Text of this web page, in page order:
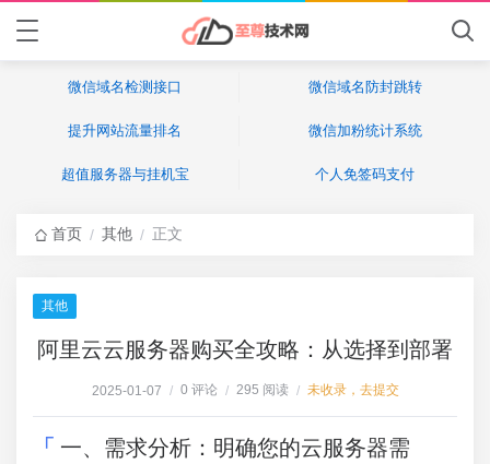
微信域名检测接口 微信域名防封跳转
提升网站流量排名 微信加粉统计系统
超值服务器与挂机宝 个人免签码支付
首页 / 其他 / 正文
其他
阿里云云服务器购买全攻略：从选择到部署
2025-01-07 / 0 评论 / 295 阅读 / 未收录，去提交
一、需求分析：明确您的云服务器需